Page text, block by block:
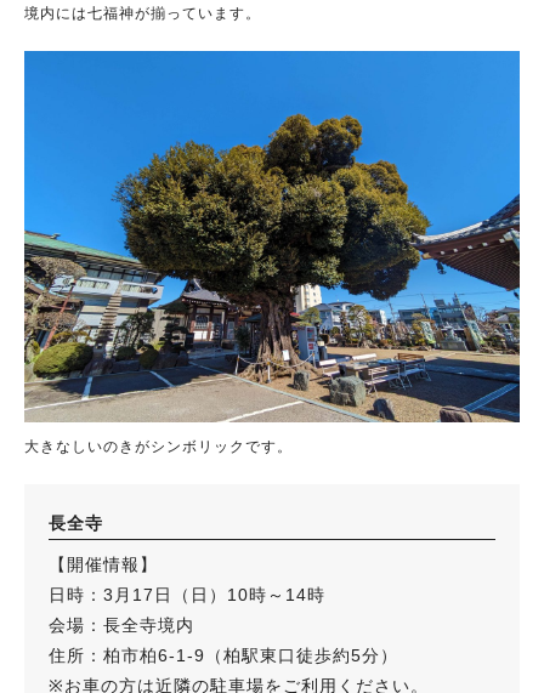
境内には七福神が揃っています。
大きなしいのきがシンボリックです。
長全寺
【開催情報】
日時：3月17日（日）10時～14時
会場：長全寺境内
住所：柏市柏6-1-9（柏駅東口徒歩約5分）
※お車の方は近隣の駐車場をご利用ください。